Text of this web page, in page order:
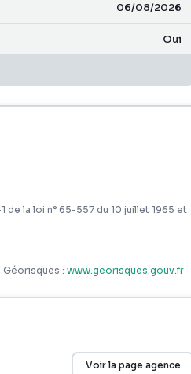
plus d'informations ou pour
06/08/2026
Oui
la loi n° 65-557 du 10 juillet 1965 et
: www.georisques.gouv.fr
Voir la page agence